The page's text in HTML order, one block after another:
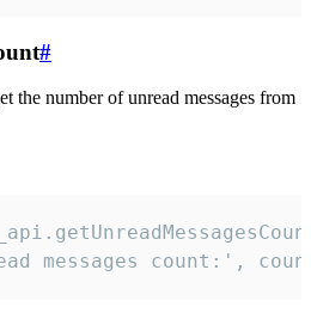
#
the number of unread messages from
messages count:',